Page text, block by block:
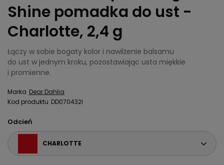
Shine pomadka do ust -
Charlotte, 2,4 g
Łączy w sobie bogaty kolor i nawilżenie balsamu
do ust w jednym kroku, pozostawiając usta miękkie
i promienne.
Marka Dear Dahlia
Kod produktu DD070432I
Odcień
CHARLOTTE